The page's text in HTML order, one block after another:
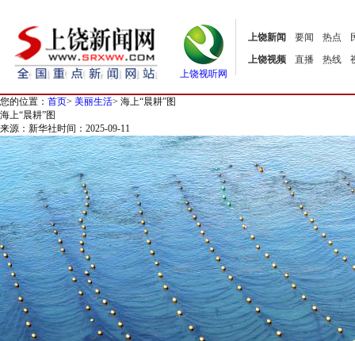
上饶视听网
上饶新闻 要闻 热点
上饶视频
直播 热线
您的位置： 首页> 美丽生活> 海上“晨耕”图
海上“晨耕”图
来源：新华社时间：2025-09-11